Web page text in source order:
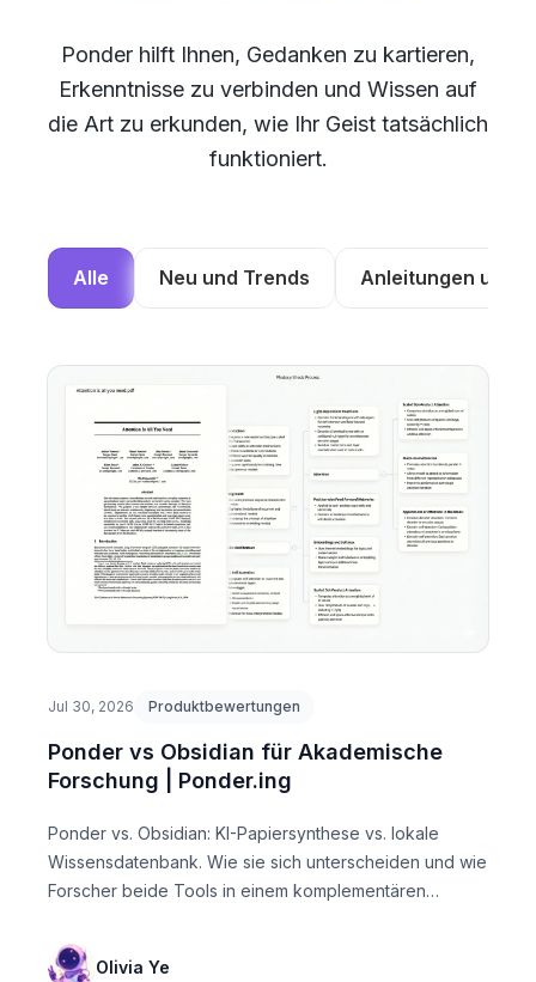
Ponder hilft Ihnen, Gedanken zu kartieren,
Erkenntnisse zu verbinden und Wissen auf
die Art zu erkunden, wie Ihr Geist tatsächlich
funktioniert.
Alle Neu und Trends Anleitungen und
Jul 30, 2026 Produktbewertungen
Ponder vs Obsidian für Akademische
Forschung | Ponder.ing
Ponder vs. Obsidian: KI-Papiersynthese vs. lokale
Wissensdatenbank. Wie sie sich unterscheiden und wie
Forscher beide Tools in einem komplementären
Olivia Ye